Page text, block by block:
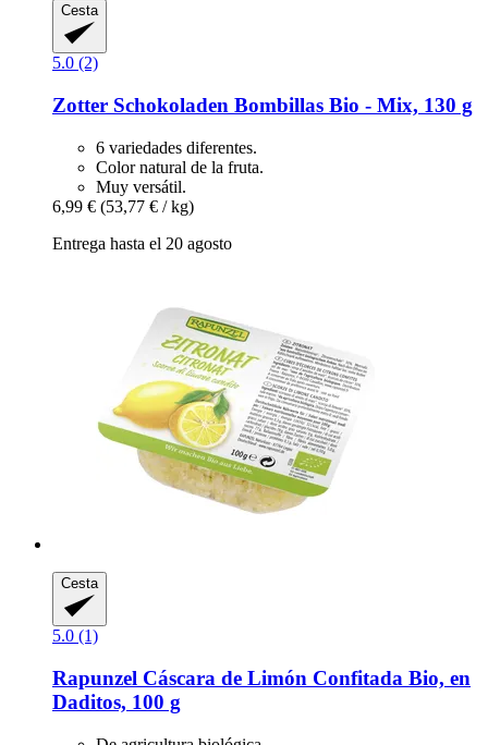
Cesta
5.0 (2)
Zotter Schokoladen Bombillas Bio -​ Mix, 130 g
6 variedades diferentes.
Color natural de la fruta.
Muy versátil.
6,99 € (53,77 € / kg)
Entrega hasta el 20 agosto
Cesta
5.0 (1)
Rapunzel Cáscara de Limón Confitada Bio, en
Daditos, 100 g